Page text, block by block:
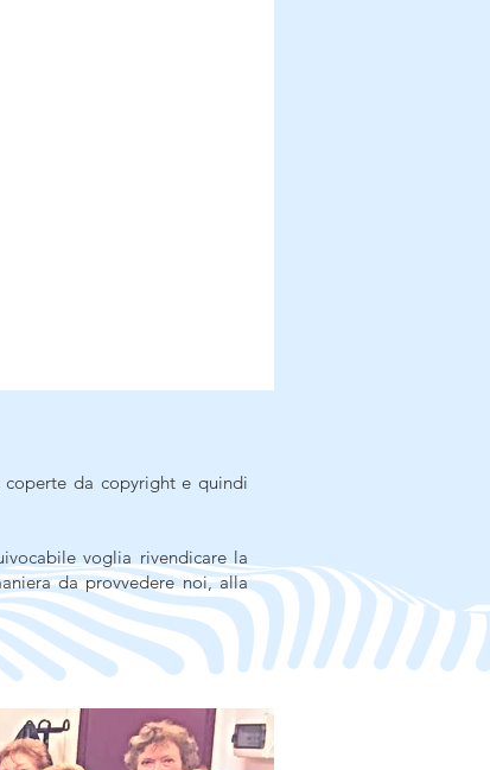
coperte da copyright e quindi
voglia rivendicare la
da provvedere noi, alla